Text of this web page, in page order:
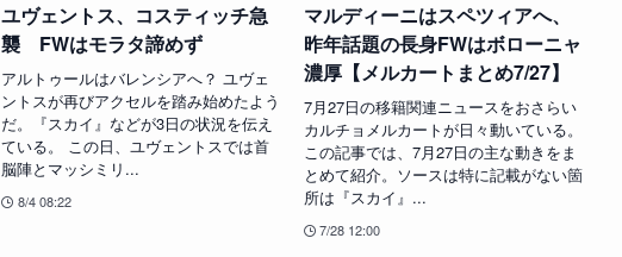
ユヴェントス、コスティッチ急
襲 FWはモラタ諦めず
アルトゥールはバレンシアへ？ ユヴェ
ントスが再びアクセルを踏み始めたよう
だ。『スカイ』などが3日の状況を伝え
ている。 この日、ユヴェントスでは首
脳陣とマッシミリ...
8/4 08:22
マルディーニはスペツィアへ、
昨年話題の長身FWはボローニャ
濃厚【メルカートまとめ7/27】
7月27日の移籍関連ニュースをおさらい
カルチョメルカートが日々動いている。
この記事では、7月27日の主な動きをま
とめて紹介。ソースは特に記載がない箇
所は『スカイ』...
7/28 12:00